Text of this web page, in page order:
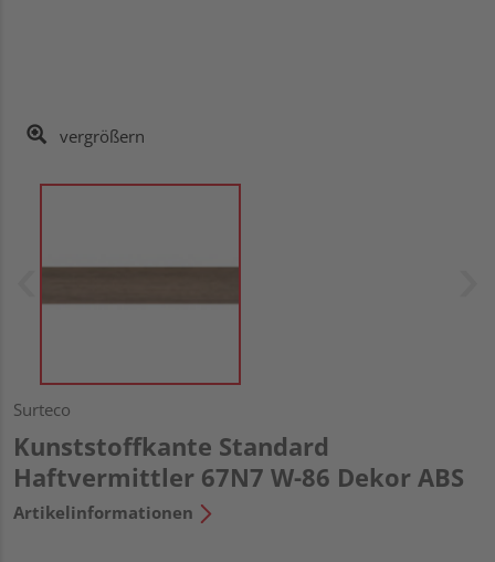
vergrößern
Surteco
Kunststoffkante Standard
Haftvermittler 67N7 W-86 Dekor ABS
Artikelinformationen